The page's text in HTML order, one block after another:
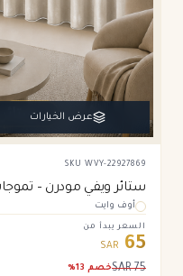
عرض الخيارات
SKU WVY-22927869
ستائر ويفي مودرن –
أوف وايت
السعر يبدأ من
65
SAR
75
SARخصم 13
%